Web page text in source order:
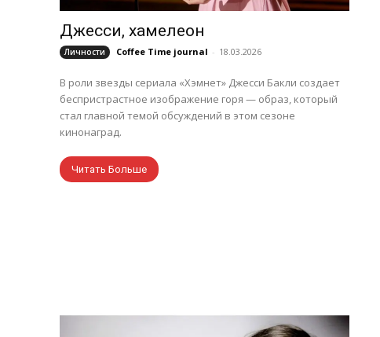
Джесси, хамелеон
Личности Coffee Time journal - 18.03.2026
В роли звезды сериала «Хэмнет» Джесси Бакли создает
беспристрастное изображение горя — образ, который
стал главной темой обсуждений в этом сезоне
кинонаград.
Читать Больше